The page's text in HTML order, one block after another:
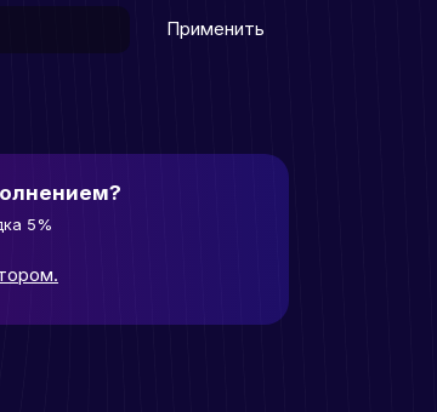
Применить
5%